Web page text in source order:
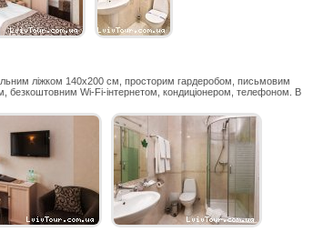
ліжком 140x200 см, просторим гардеробом, письмовим
безкоштовним Wi-Fi-інтернетом, кондиціонером, телефоном. В